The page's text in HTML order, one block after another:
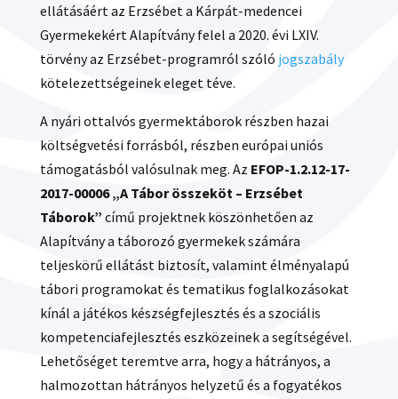
ellátásáért az Erzsébet a Kárpát-medencei
Gyermekekért Alapítvány felel a 2020. évi LXIV.
törvény az Erzsébet-programról szóló jogszabály
kötelezettségeinek eleget téve.
A nyári ottalvós gyermektáborok részben hazai
költségvetési forrásból, részben európai uniós
támogatásból valósulnak meg. Az EFOP-1.2.12-17-
2017-00006 „A Tábor összeköt – Erzsébet
Táborok” című projektnek köszönhetően az
Alapítvány a táborozó gyermekek számára
teljeskörű ellátást biztosít, valamint élményalapú
tábori programokat és tematikus foglalkozásokat
kínál a játékos készségfejlesztés és a szociális
kompetenciafejlesztés eszközeinek a segítségével.
Lehetőséget teremtve arra, hogy a hátrányos, a
halmozottan hátrányos helyzetű és a fogyatékos